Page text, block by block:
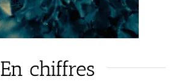
En chiffres